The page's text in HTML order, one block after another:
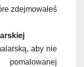
zdejmowałeś
aby nie